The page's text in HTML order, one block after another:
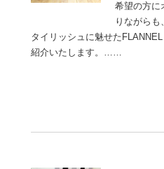
希望の方に
りながらも
タイリッシュに魅せた
紹介いたします。……